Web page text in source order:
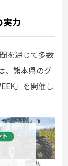
実力
を通じて多数
、熊本県のグ
」を開催し